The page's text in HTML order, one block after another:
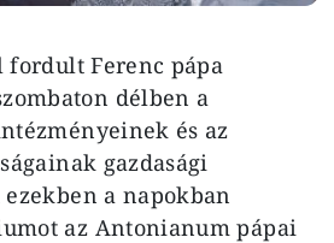
fordult Ferenc pápa
délben a
és az
gazdasági
a napokban
az Antonianum pápai